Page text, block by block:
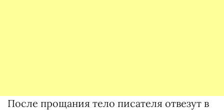
После прощания тело писателя отвезут в